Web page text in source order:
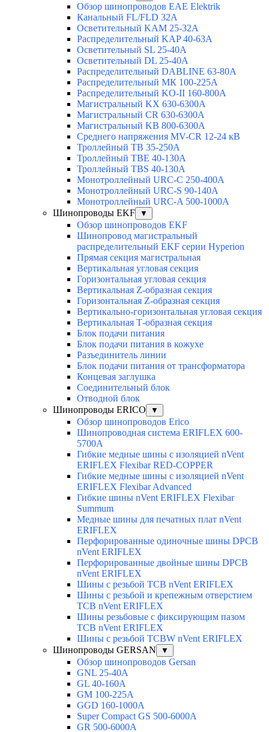
Обзор шинопроводов EAE Elektrik
Канальный FL/FLD 32A
Осветительный KAM 25-32А
Распределительный KAP 40-63A
Осветительный SL 25-40А
Осветительный DL 25-40А
Распределительный DABLINE 63-80A
Распределительный МК 100-225А
Распределительный KO-II 160-800А
Магистральный KX 630-6300А
Магистральный CR 630-6300А
Магистральный KB 800-6300А
Среднего напряжения MV-CR 12-24 кВ
Троллейный TB 35-250A
Троллейный TBE 40-130A
Троллейный TBS 40-130A
Монотроллейный URC-C 250-400A
Монотроллейный URC-S 90-140A
Монотроллейный URC-A 500-1000A
Шинопроводы EKF
▼
Обзор шинопроводов EKF
Шинопровод магистральный
распределительный EKF серии Hyperion
Прямая секция магистральная
Вертикальная угловая секция
Горизонтальная угловая секция
Вертикальная Z-образная секция
Горизонтальная Z-образная секция
Вертикально-горизонтальная угловая секция
Вертикальная Т-образная секция
Блок подачи питания
Блок подачи питания в кожухе
Разъединитель линии
Блок подачи питания от трансформатора
Концевая заглушка
Соединительный блок
Отводной блок
Шинопроводы ERICO
▼
Обзор шинопроводов Erico
Шинопроводная система ERIFLEX 600-
5700A
Гибкие медные шины с изоляцией nVent
ERIFLEX Flexibar RED-COPPER
Гибкие медные шины с изоляцией nVent
ERIFLEX Flexibar Advanced
Гибкие шины nVent ERIFLEX Flexibar
Summum
Медные шины для печатных плат nVent
ERIFLEX
Перфорированные одиночные шины DPCB
nVent ERIFLEX
Перфорированные двойные шины DPCB
nVent ERIFLEX
Шины с резьбой TCB nVent ERIFLEX
Шины с резьбой и крепежным отверстием
TCB nVent ERIFLEX
Шины резьбовые с фиксирующим пазом
TCB nVent ERIFLEX
Шины с резьбой TCBW nVent ERIFLEX
Шинопроводы GERSAN
▼
Обзор шинопроводов Gersan
GNL 25-40A
GL 40-160A
GM 100-225A
GGD 160-1000A
Super Compact GS 500-6000A
GR 500-6000A